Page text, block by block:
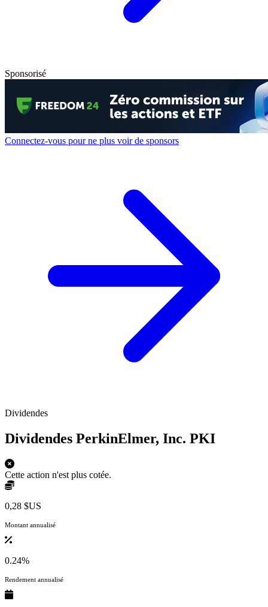
Sponsorisé
Connectez-vous pour ne plus voir de sponsors
Dividendes
Dividendes PerkinElmer, Inc. PKI
Cette action n'est plus cotée.
0,28 $US
Montant annualisé
0.24%
Rendement annualisé